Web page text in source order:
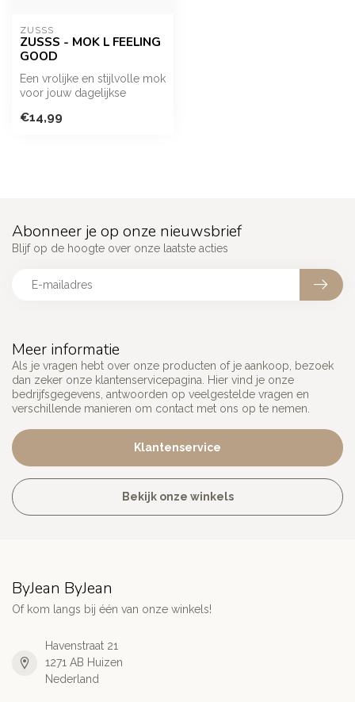
ZUSSS
ZUSSS - MOK L FEELING
GOOD
Een vrolijke en stijlvolle mok
voor jouw dagelijkse
...
€14,99
Meer informatie
Als je vragen hebt over onze producten of je aankoop, bezoek
dan zeker onze klantenservicepagina. Hier vind je onze
bedrijfsgegevens, antwoorden op veelgestelde vragen en
verschillende manieren om contact met ons op te nemen.
Klantenservice
Bekijk onze winkels
Abonneer je op onze nieuwsbrief
Blijf op de hoogte over onze laatste acties
ByJean ByJean
Of kom langs bij één van onze winkels!
Havenstraat 21
1271 AB Huizen
Nederland